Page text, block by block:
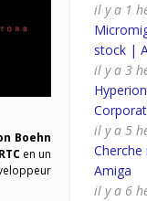
Boehn
RTCen un
il y a 1
stock |
il y a 3
il y a 5
Amiga
il y a 6